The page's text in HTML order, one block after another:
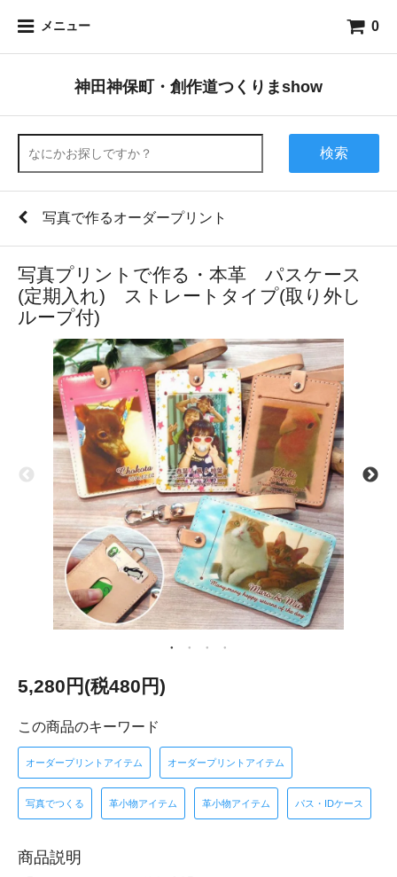
メニュー 0
神田神保町・創作道つくりまshow
検索
写真で作るオーダープリント
写真プリントで作る・本革 パスケース
(定期入れ) ストレートタイプ(取り外し
ループ付)
5,280円(税480円)
この商品のキーワード
オーダープリントアイテム オーダープリントアイテム
写真でつくる 革小物アイテム 革小物アイテム パス・IDケース
商品説明